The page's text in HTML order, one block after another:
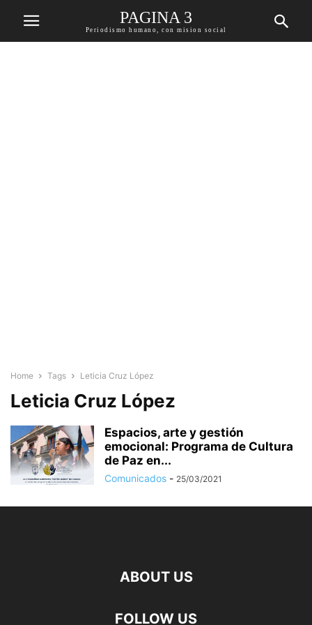
PAGINA 3
Periodismo humano, con mision social
Home Tags Leticia Cruz López
Leticia Cruz López
Espacios, arte y gestión
emocional: Programa de Cultura
de Paz en...
Comunicados - 25/03/2021
ABOUT US
FOLLOW US